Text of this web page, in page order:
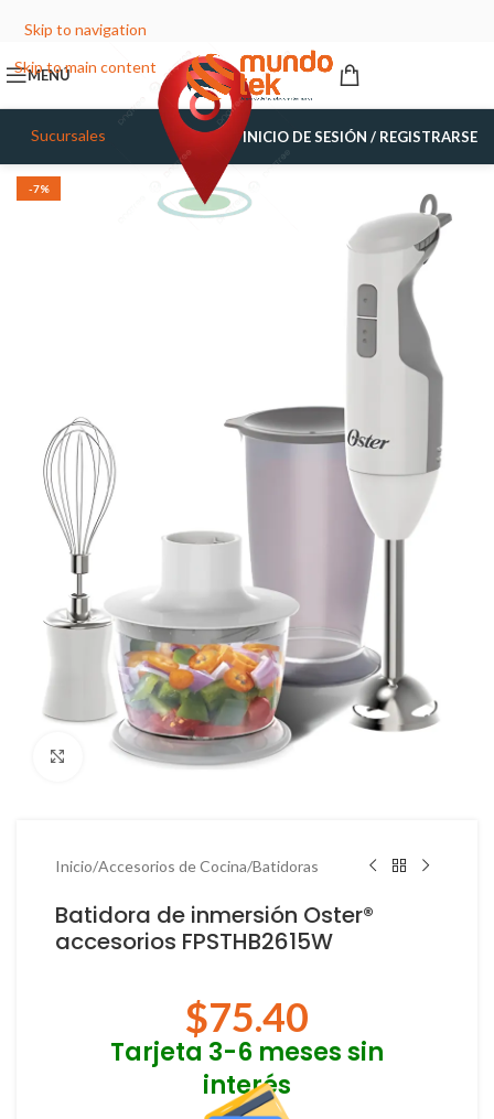
Skip to navigation
Skip to main content
MENÚ
Sucursales INICIO DE SESIÓN / REGISTRARSE
-7%
Haga Click para agrandar
Inicio/Accesorios de Cocina/Batidoras
Batidora de inmersión Oster®
accesorios FPSTHB2615W
$75.40
Tarjeta 3-6 meses sin
interés